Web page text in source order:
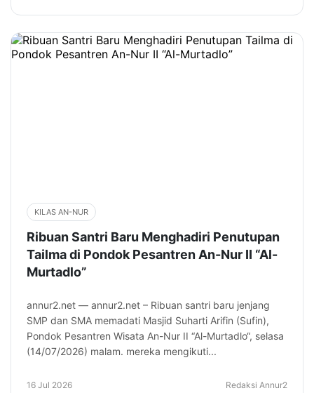
KILAS AN-NUR
Ribuan Santri Baru Menghadiri Penutupan
Tailma di Pondok Pesantren An-Nur II “Al-
Murtadlo”
annur2.net — annur2.net – Ribuan santri baru jenjang
SMP dan SMA memadati Masjid Suharti Arifin (Sufin),
Pondok Pesantren Wisata An-Nur II “Al-Murtadlo“, selasa
(14/07/2026) malam. mereka mengikuti...
16 Jul 2026 Redaksi Annur2